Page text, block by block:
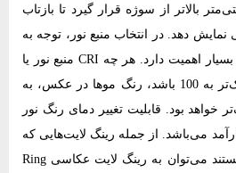
حدود 30 تا 90 سانتی‌متر بالاتر از سوژه قرار گیرد تا بازتاب
نمایش دهد. در انتخاب منبع نور، توجه به
CRI (شاخص نمود رنگ) آن بسیار اهمیت دارد. هر چه CRI منبع نور یا
لامپ انتخابی بیشتر و نزدیک‌تر به 100 باشد، رنگ موها در عکس، به
خواهد بود. قابلیت تغییر دمای رنگ نور
می‌باشد. از جمله رینگ لایت‌هایی که
از این ویژگی‌ها برخوردار هستند می‌توان به رینگ لایت عکاسی Ring